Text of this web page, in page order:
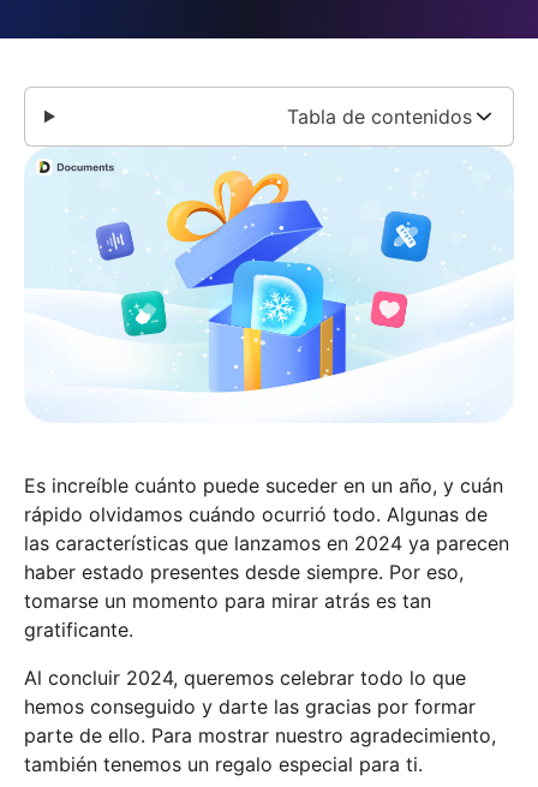
Tabla de contenidos
Es increíble cuánto puede suceder en un año, y cuán
rápido olvidamos cuándo ocurrió todo. Algunas de
las características que lanzamos en 2024 ya parecen
haber estado presentes desde siempre. Por eso,
tomarse un momento para mirar atrás es tan
gratificante.
Al concluir 2024, queremos celebrar todo lo que
hemos conseguido y darte las gracias por formar
parte de ello. Para mostrar nuestro agradecimiento,
también tenemos un regalo especial para ti.